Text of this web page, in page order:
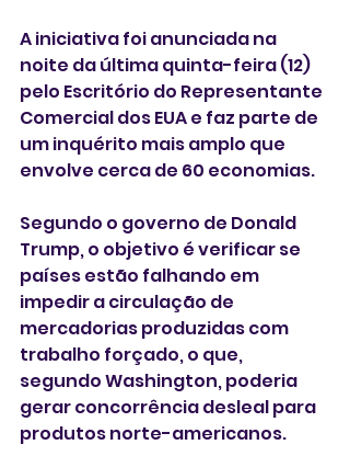
A iniciativa foi anunciada na
noite da última quinta-feira (12)
pelo Escritório do Representante
Comercial dos EUA e faz parte de
um inquérito mais amplo que
envolve cerca de 60 economias.
Segundo o governo de Donald
Trump, o objetivo é verificar se
países estão falhando em
impedir a circulação de
mercadorias produzidas com
trabalho forçado, o que,
segundo Washington, poderia
gerar concorrência desleal para
produtos norte-americanos.